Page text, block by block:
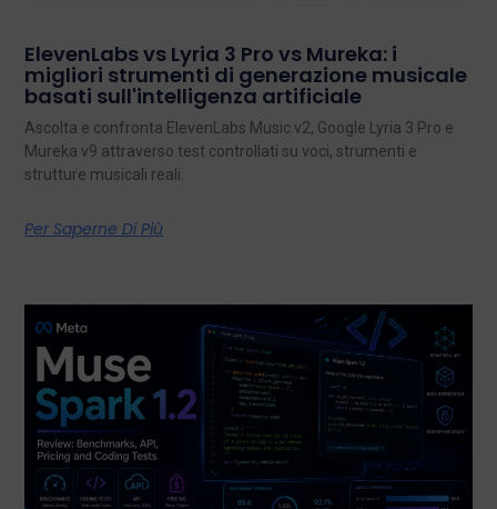
ElevenLabs vs Lyria 3 Pro vs Mureka: i
migliori strumenti di generazione musicale
basati sull'intelligenza artificiale
Ascolta e confronta ElevenLabs Music v2, Google Lyria 3 Pro e
Mureka v9 attraverso test controllati su voci, strumenti e
strutture musicali reali.
Per Saperne Di Più